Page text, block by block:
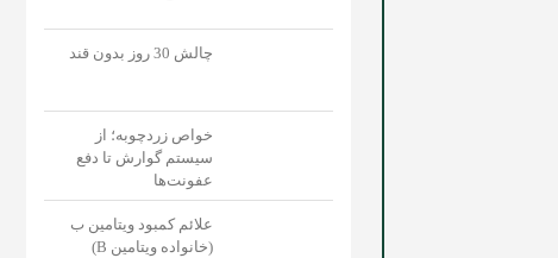
چالش 30 روز بدون قند
خواص زردچوبه؛ از
سیستم گوارش تا دفع
عفونت‌‌ها
علائم کمبود ویتامین ب
(خانواده ویتامین B)